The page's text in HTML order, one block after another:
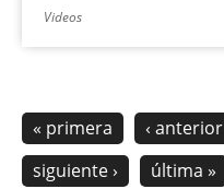
Videos
« primera ‹ anterior
siguiente ›
última »